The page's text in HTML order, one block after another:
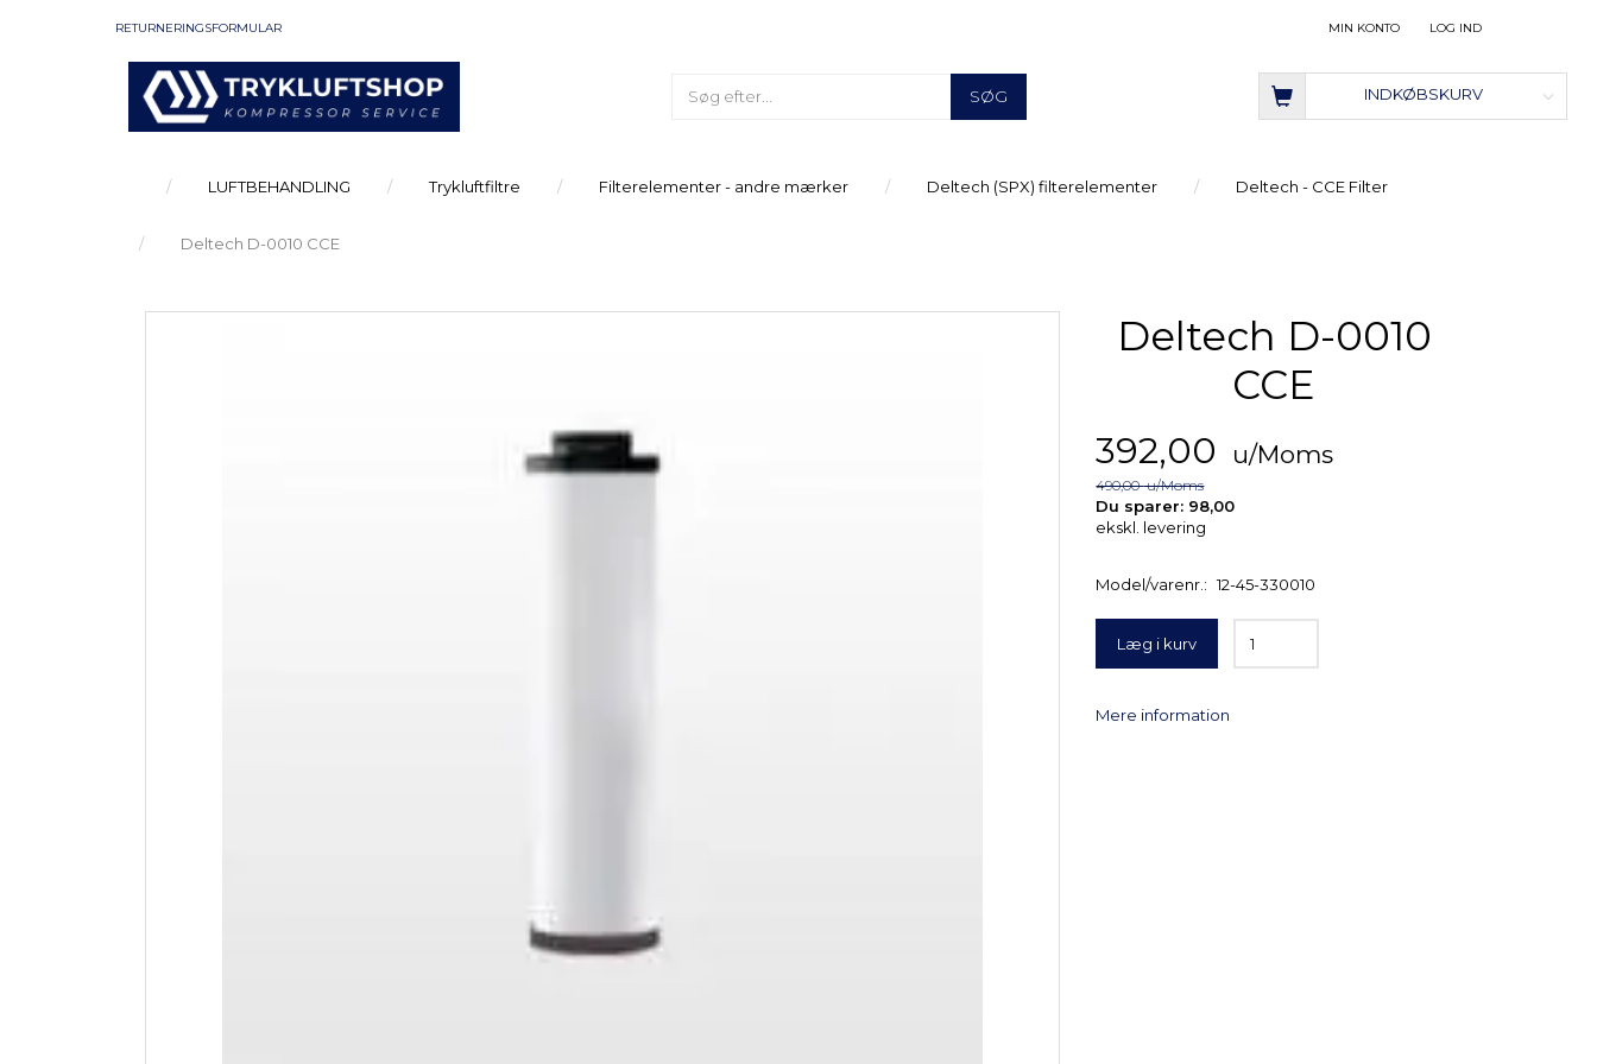
LOG IND
MIN KONTO
RETURNERINGSFORMULAR
SØG INDKØBSKURV
LUFTBEHANDLING Trykluftfiltre Filterelementer - andre mærker Deltech (SPX) filterelementer Deltech - CCE Filter
Deltech D-0010 CCE
Deltech D-0010
CCE
392,00 u/Moms
490,00u/Moms
Du sparer: 98,00
ekskl. levering
Model/varenr.: 12-45-330010
Læg i kurv
Mere information